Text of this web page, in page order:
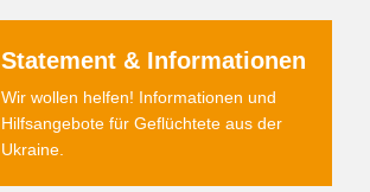
Statement & Informationen
Wir wollen helfen! Informationen und
Hilfsangebote für Geflüchtete aus der
Ukraine.